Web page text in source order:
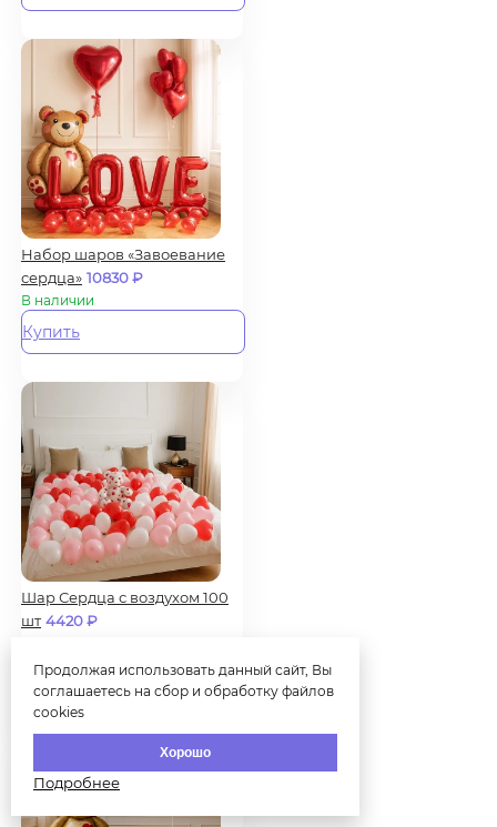
Набор шаров «Завоевание
сердца» 10830₽
В наличии
Купить
Шар Сердца с воздухом 100
шт 4420₽
Купить
Продолжая использовать данный сайт, Вы
соглашаетесь на сбор и обработку файлов
cookies
Хорошо
Подробнее